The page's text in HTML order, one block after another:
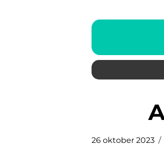
26 oktober 2023